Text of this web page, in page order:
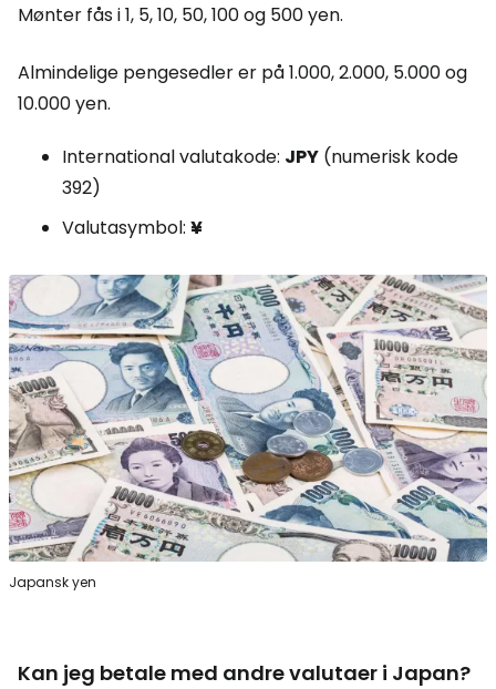
Mønter fås i 1, 5, 10, 50, 100 og 500 yen.
Almindelige pengesedler er på 1.000, 2.000, 5.000 og
10.000 yen.
International valutakode: JPY (numerisk kode
392)
Valutasymbol: ¥
Japansk yen
Kan jeg betale med andre valutaer i Japan?